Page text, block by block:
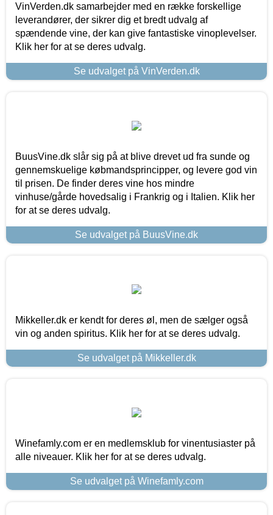
VinVerden.dk samarbejder med en række forskellige
leverandører, der sikrer dig et bredt udvalg af
spændende vine, der kan give fantastiske vinoplevelser.
Klik her for at se deres udvalg.
Se udvalget på VinVerden.dk
BuusVine.dk slår sig på at blive drevet ud fra sunde og
gennemskuelige købmandsprincipper, og levere god vin
til prisen. De finder deres vine hos mindre
vinhuse/gårde hovedsalig i Frankrig og i Italien. Klik her
for at se deres udvalg.
Se udvalget på BuusVine.dk
Mikkeller.dk er kendt for deres øl, men de sælger også
vin og anden spiritus. Klik her for at se deres udvalg.
Se udvalget på Mikkeller.dk
Winefamly.com er en medlemsklub for vinentusiaster på
alle niveauer. Klik her for at se deres udvalg.
Se udvalget på Winefamly.com